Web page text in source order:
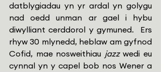
datblygiadau yn yr ardal yn golygu
nad oedd unman ar gael i hybu
diwylliant cerddorol y gymuned.  Ers
rhyw 30 mlynedd, heblaw am gyfnod
Cofid, mae nosweithiau jazz wedi eu
cynnal yn y capel bob nos Wener a